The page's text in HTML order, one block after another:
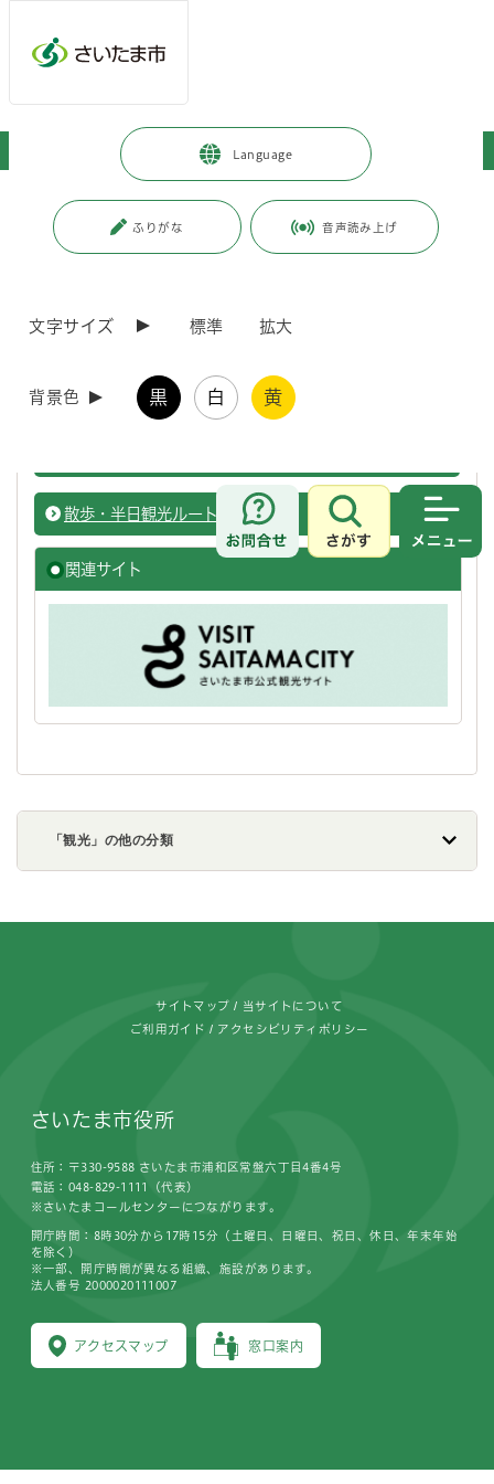
Language
ふりがな 音声読み上げ
文字サイズ 標準 拡大
背景色 黒 白 黄
お問合せ
さがす
観光・スポーツ・文化 > 観光 観光案内
観光案内
観光スポット
観光情報
散歩・半日観光ルート
観光案
関連サイト
「観光」の他の分類
サイトマップ 当サイトについて
ご利用ガイド アクセシビリティポリシー
さいたま市役所
住所：〒330-9588 さいたま市浦和区常盤六丁目4番4号
電話：048-829-1111（代表）
※さいたまコールセンターにつながります。
アクセスマップ 窓口案内
開庁時間：8時30分から17時15分（土曜日、日曜日、祝日、休日、年末年始
を除く）
※一部、開庁時間が異なる組織、施設があります。
法人番号 2000020111007